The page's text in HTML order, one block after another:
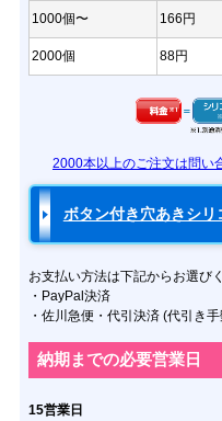
1000個〜 166円
2000個 88円
2000本以上のご注文は問い
ボタン付き穴あきシリ
お支払い方法は下記からお選び
・PayPal決済
・佐川急便・代引決済 (代引き
納期までの必要営業日
15営業日